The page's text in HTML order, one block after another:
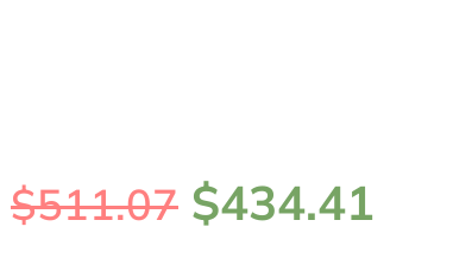
$511.07 $434.41